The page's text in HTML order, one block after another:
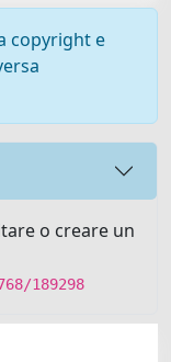
copyright e
o creare un
189298